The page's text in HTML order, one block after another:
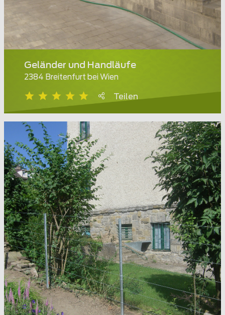
Geländer und Handläufe
2384 Breitenfurt bei Wien
Teilen